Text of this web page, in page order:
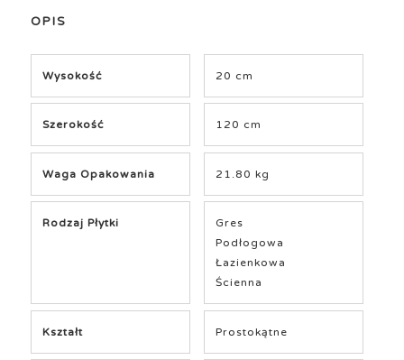
OPIS
Wysokość 20 cm
Szerokość 120 cm
Waga Opakowania 21.80 kg
Rodzaj Płytki
Gres
Podłogowa
Łazienkowa
Ścienna
Kształt Prostokątne